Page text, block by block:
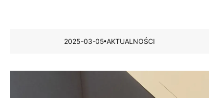
2025-03-05 AKTUALNOŚCI